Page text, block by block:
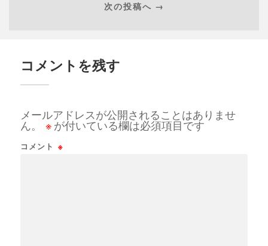
次の投稿へ →
コメントを残す
メールアドレスが公開されることはありませ
ん。
※ が付いている欄は必須項目です
コメント ※